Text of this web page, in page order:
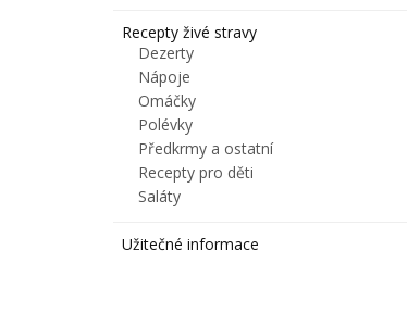
Recepty živé stravy
Dezerty
Nápoje
Omáčky
Polévky
Předkrmy a ostatní
Recepty pro děti
Saláty
Užitečné informace